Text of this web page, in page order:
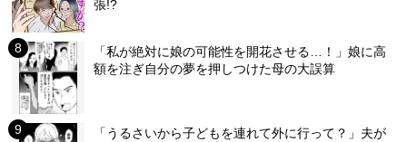
張!?
「私が絶対に娘の可能性を開花させる…！」娘に高
額を注ぎ自分の夢を押しつけた母の大誤算
「うるさいから子どもを連れて外に行って？」夫が